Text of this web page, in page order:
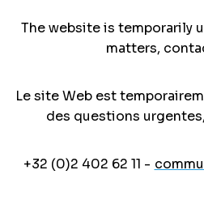
The website is temporarily
matters,
Le site Web est
des questions
+32 (0)2 402 62 11 -